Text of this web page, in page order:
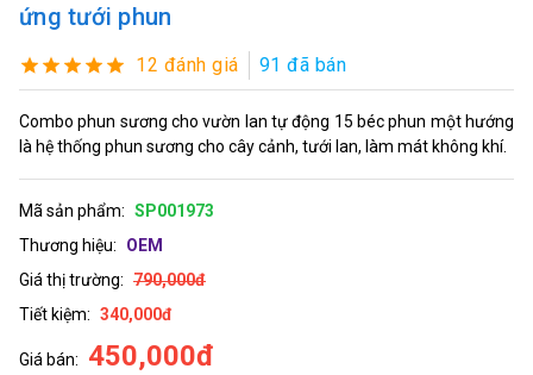
ứng tưới phun
12 đánh giá 91 đã bán
Combo phun sương cho vườn lan tự động 15 béc phun một hướng
là hệ thống phun sương cho cây cảnh, tưới lan, làm mát không khí.
Mã sản phẩm: SP001973
Thương hiệu:
OEM
Giá thị trường: 790,000đ
Tiết kiệm: 340,000đ
Giá bán: 450,000đ